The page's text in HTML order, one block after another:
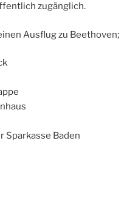
zugänglich.
Ausflug zu Beethoven;
Sparkasse Baden